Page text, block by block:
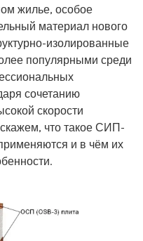
жилье, особое
материал нового
изолированные
популярными среди
сочетанию
скорости
что такое СИП-
и в чём их